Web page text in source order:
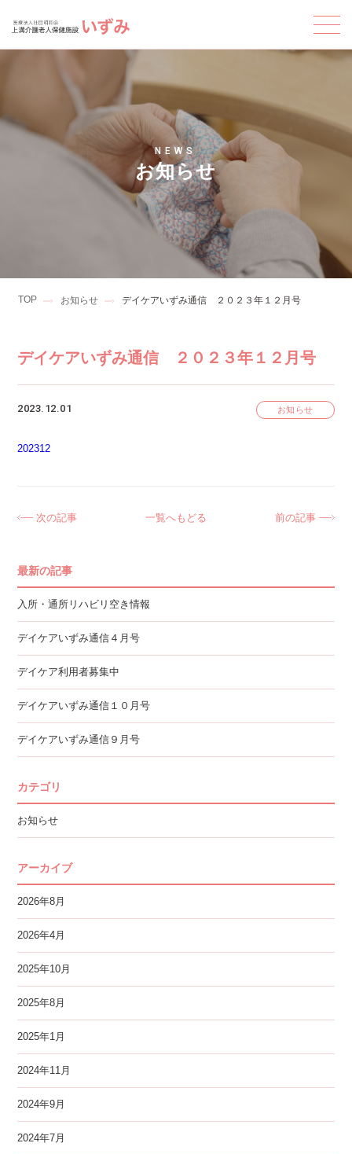
NEWS
お知らせ
TOP お知らせ デイケアいずみ通信 ２０２３年１２月号
デイケアいずみ通信 ２０２３年１２月号
2023.12.01 お知らせ
202312
次の記事 一覧へもどる 前の記事
最新の記事
入所・通所リハビリ空き情報
デイケアいずみ通信４月号
デイケア利用者募集中
デイケアいずみ通信１０月号
デイケアいずみ通信９月号
カテゴリ
お知らせ
アーカイブ
2026年8月
2026年4月
2025年10月
2025年8月
2025年1月
2024年11月
2024年9月
2024年7月